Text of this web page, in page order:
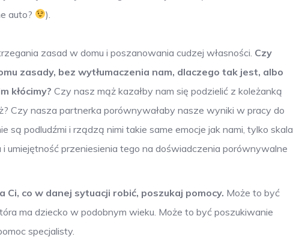
auto?
).
zasad w domu i poszanowania cudzej własności. Czy
zasady, bez wytłumaczenia nam, dlaczego tak jest, albo
kłócimy? Czy nasz mąż kazałby nam się podzielić z koleżanką
Czy nasza partnerka porównywałaby nasze wyniki w pracy do
podludźmi i rządzą nimi takie same emocje jak nami, tylko skala
umiejętność przeniesienia tego na doświadczenia porównywalne
Ci, co w danej sytuacji robić, poszukaj pomocy. Może to być
ma dziecko w podobnym wieku. Może to być poszukiwanie
specjalisty.